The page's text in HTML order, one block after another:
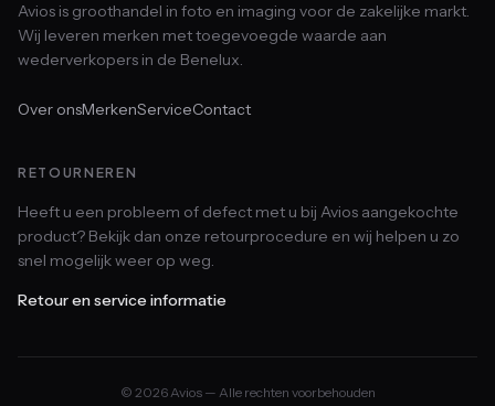
Avios is groothandel in foto en imaging voor de zakelijke markt.
Wij leveren merken met toegevoegde waarde aan
wederverkopers in de Benelux.
Over onsMerkenServiceContact
RETOURNEREN
Heeft u een probleem of defect met u bij Avios aangekochte
product? Bekijk dan onze retourprocedure en wij helpen u zo
snel mogelijk weer op weg.
Retour en service informatie
© 2026 Avios — Alle rechten voorbehouden